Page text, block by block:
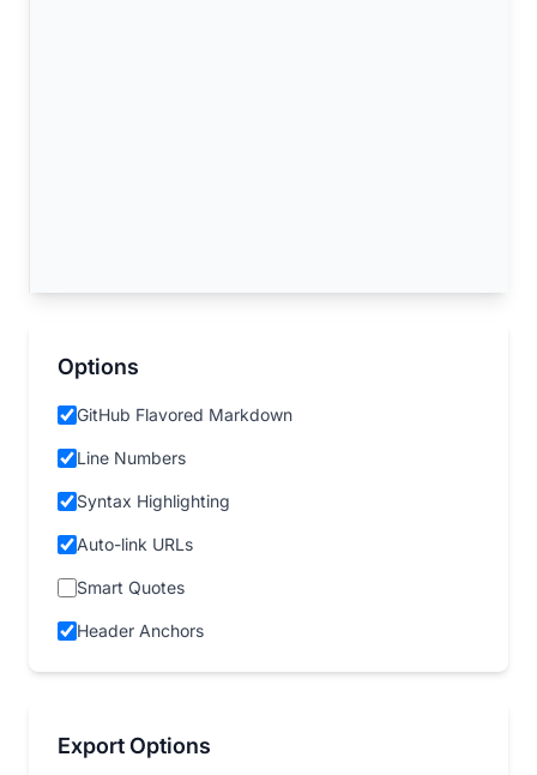
Options
GitHub Flavored Markdown
Line Numbers
Syntax Highlighting
Auto-link URLs
Smart Quotes
Header Anchors
Export Options